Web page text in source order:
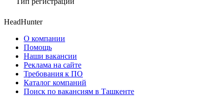
HeadHunter
О компании
Помощь
Наши вакансии
Реклама на сайте
Требования к ПО
Каталог компаний
Поиск по вакансиям в Ташкенте